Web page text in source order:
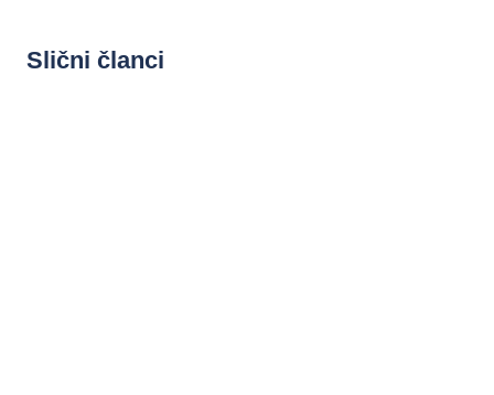
Slični članci